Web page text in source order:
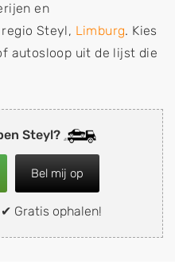
Steyl?
Bel mij op
Gratis ophalen!
en
Steyl, Limburg. Kies
autosloop uit de lijst die
van gebruikte,
en tweedehands auto's
u uw auto, camper,
snel en eenvoudig
in de buurt, deze
of deze liever laten
Kies dan voor een